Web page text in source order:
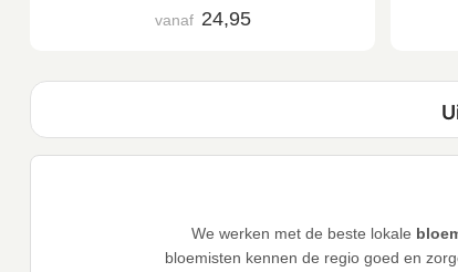
vanaf 24,95
We werken met de beste lokale
bloemisten kennen de regio goed en